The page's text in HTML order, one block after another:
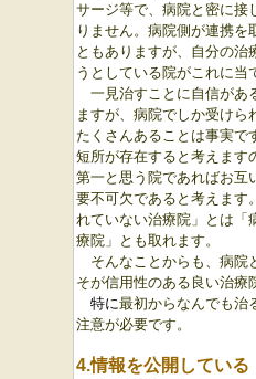
サージ等で、病院と密に接
りません。病院側が連携を
ともありますが、自分の治
うとしている院がこれに当
一見治すことに自信があ
ますが、病院でしか受けら
たくさんあることは事実で
短所が存在すると考えます
第一と思う院であればお互
要不可欠であると考えます。
れていない治療院」とは「
療院」とも取れます。
そんなことからも、病院
そが信用性のある良い治療
特に最初からなんでも治
注意が必要です。
4.情報を公開している